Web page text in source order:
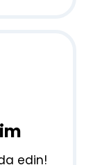
edin!